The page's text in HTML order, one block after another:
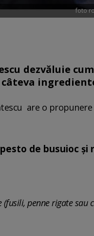
foto
dezvăluie
câteva
are o
de busuioc și
penne rigate sau